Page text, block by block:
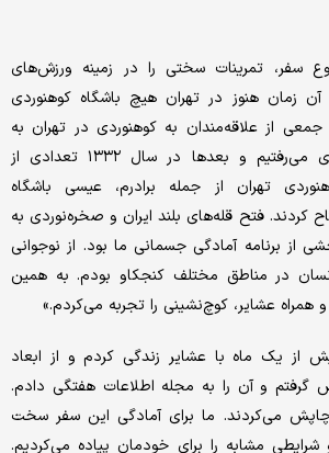
سفر، تمرینات سختی را در زمینه ورزش‌های
زمان هنوز در تهران هیچ باشگاه کوهنوردی
از علاقه‌مندان به کوهنوردی در تهران به
صخره‌نوردی و کوهنوردی می‌رفتیم و بعدها در سال ۱۳۳۲ تعدادی از
تهران از جمله برادرم، عیسی باشگاه
کردند. فتح قله‌های بلند ایران و صخره‌نوردی به
از برنامه آمادگی جسمانی ما بود. از نوجوانی
در مناطق مختلف کنجکاو بودم. به همین
عشایر، کوچ‌نشینی را تجربه می‌کردم.»
از یک ماه با عشایر زندگی کردم و از ابعاد
گرفتم و آن را به مجله اطلاعات هفتگی دادم.
چاپش می‌کردند. ما برای آمادگی این سفر سخت
مشابه را برای خودمان پیاده می‌کردیم.